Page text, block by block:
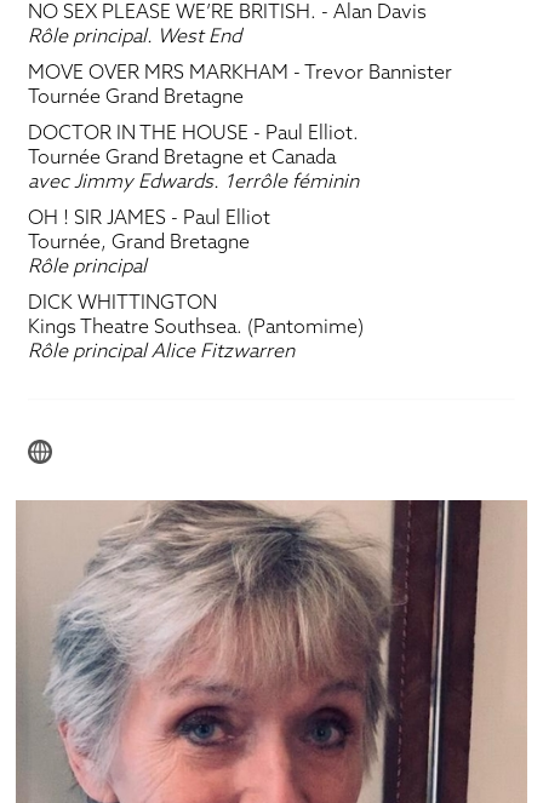
NO SEX PLEASE WE’RE BRITISH. - Alan Davis
Rôle principal. West End
MOVE OVER MRS MARKHAM - Trevor Bannister
Tournée Grand Bretagne
DOCTOR IN THE HOUSE - Paul Elliot.
Tournée Grand Bretagne et Canada
avec Jimmy Edwards. 1errôle féminin
OH ! SIR JAMES - Paul Elliot
Tournée, Grand Bretagne
Rôle principal
DICK WHITTINGTON
Kings Theatre Southsea. (Pantomime)
Rôle principal Alice Fitzwarren